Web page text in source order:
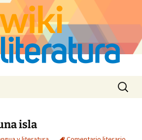
Buscar:
isla